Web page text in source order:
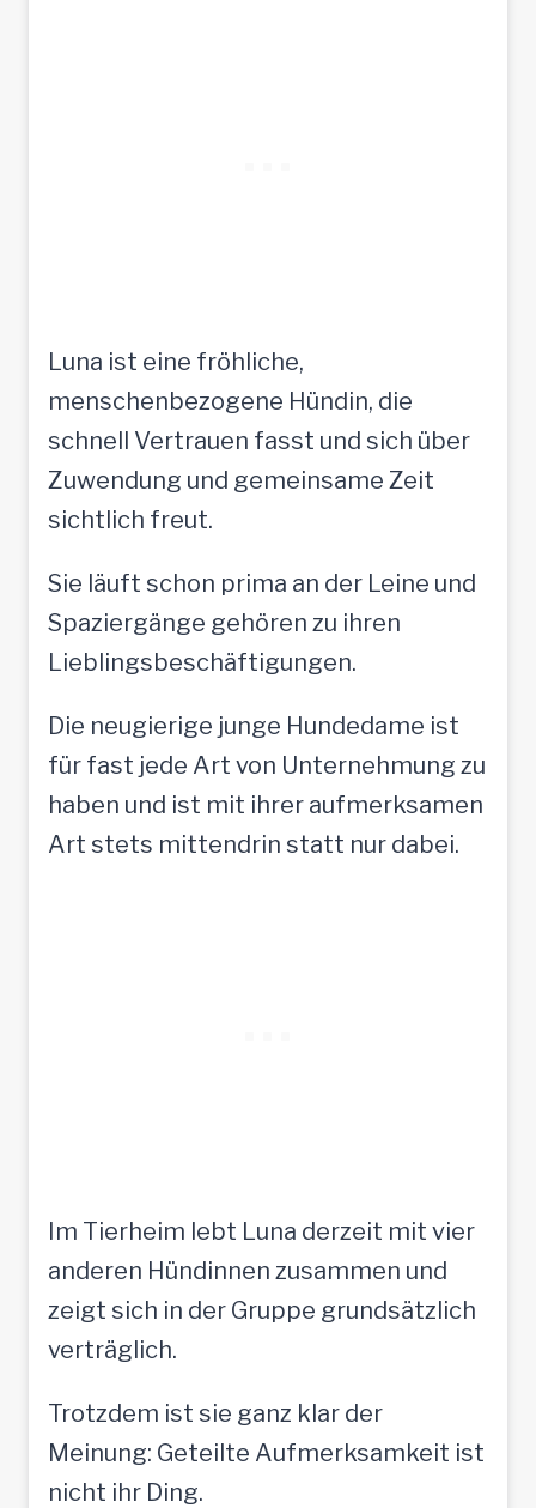
Luna ist eine fröhliche,
menschenbezogene Hündin, die
schnell Vertrauen fasst und sich über
Zuwendung und gemeinsame Zeit
sichtlich freut.
Sie läuft schon prima an der Leine und
Spaziergänge gehören zu ihren
Lieblingsbeschäftigungen.
Die neugierige junge Hundedame ist
für fast jede Art von Unternehmung zu
haben und ist mit ihrer aufmerksamen
Art stets mittendrin statt nur dabei.
Im Tierheim lebt Luna derzeit mit vier
anderen Hündinnen zusammen und
zeigt sich in der Gruppe grundsätzlich
verträglich.
Trotzdem ist sie ganz klar der
Meinung: Geteilte Aufmerksamkeit ist
nicht ihr Ding.